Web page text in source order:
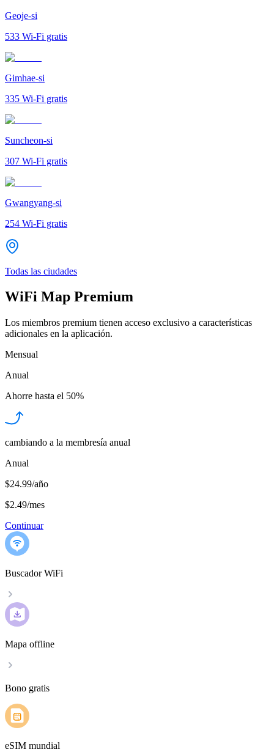
Geoje-si
533 Wi-Fi gratis
Gimhae-si
335 Wi-Fi gratis
Suncheon-si
307 Wi-Fi gratis
Gwangyang-si
254 Wi-Fi gratis
Todas las ciudades
WiFi Map Premium
Los miembros premium tienen acceso exclusivo a características
adicionales en la aplicación.
Mensual
Anual
Ahorre hasta el 50%
cambiando a la membresía anual
Anual
$24.99/año
$2.49/mes
Continuar
Buscador WiFi
Mapa offline
Bono gratis
eSIM mundial